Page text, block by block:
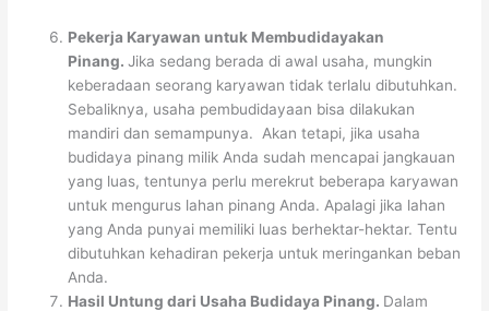
Pekerja Karyawan untuk Membudidayakan
Pinang.Jika sedang berada di awal usaha, mungkin
keberadaan seorang karyawan tidak terlalu dibutuhkan.
Sebaliknya, usaha pembudidayaan bisa dilakukan
mandiri dan semampunya. Akan tetapi, jika usaha
budidaya pinang milik Anda sudah mencapai jangkauan
yang luas, tentunya perlu merekrut beberapa karyawan
untuk mengurus lahan pinang Anda. Apalagi jika lahan
yang Anda punyai memiliki luas berhektar-hektar. Tentu
dibutuhkan kehadiran pekerja untuk meringankan beban
Anda.
Hasil Untung dari Usaha Budidaya Pinang. Dalam